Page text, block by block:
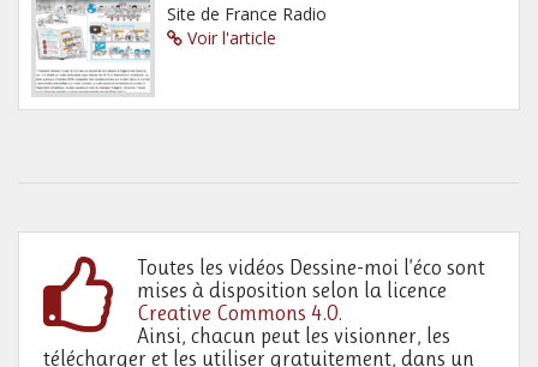
Site de France Radio
Voir l'article
Toutes les vidéos Dessine-moi l’éco sont
mises à disposition selon la licence
Creative Commons 4.0.
Ainsi, chacun peut les visionner, les
télécharger et les utiliser gratuitement, dans un